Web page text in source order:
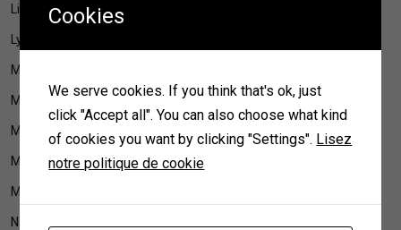
Lille
Lyon
Maisons-Alfort
Marseille Mérignac
Metz Montauban
Montpellier
Mulhouse
Nanterre
Cookies
We serve cookies. If you think that's ok, just
click "Accept all". You can also choose what kind
of cookies you want by clicking "Settings". Lisez
notre politique de cookie